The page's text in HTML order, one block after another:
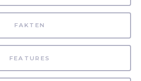
FAKTEN
FEATURES